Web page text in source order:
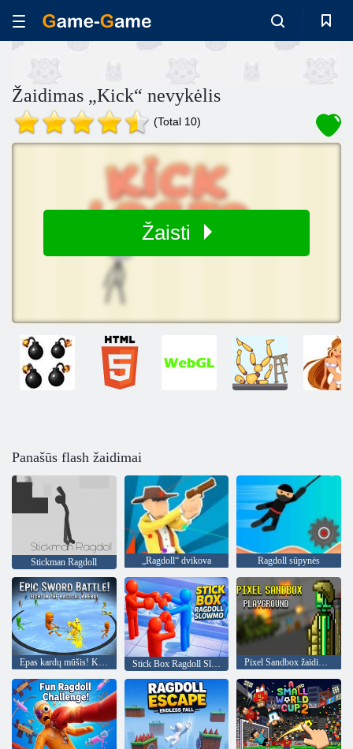
Žaidimas „Kick“ nevykėlis
(Total 10)
Žaisti
Panašūs flash žaidimai
Stickman Ragdoll „Ragdoll“ dvikova Ragdoll sūpynės
Epas kardų mūšis! Kovok Ragdoll arenoje! Stick Box Ragdoll Slowmo Pixel Sandbox žaidimų aikštelė